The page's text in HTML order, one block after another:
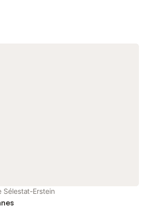
Sélestat-Erstein